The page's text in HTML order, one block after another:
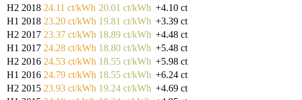
H2 2018 24.11 ct/kWh 20.01 ct/kWh +4.10 ct
H1 2018 23.20 ct/kWh 19.81 ct/kWh +3.39 ct
H2 2017 23.37 ct/kWh 18.89 ct/kWh +4.48 ct
H1 2017 24.28 ct/kWh 18.80 ct/kWh +5.48 ct
H2 2016 24.53 ct/kWh 18.55 ct/kWh +5.98 ct
H1 2016 24.79 ct/kWh 18.55 ct/kWh +6.24 ct
H2 2015 23.93 ct/kWh 19.24 ct/kWh +4.69 ct